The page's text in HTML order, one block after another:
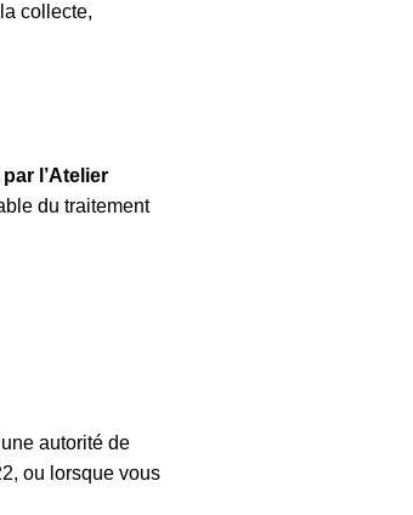
collecte,
l’Atelier
du traitement
autorité de
ou lorsque vous